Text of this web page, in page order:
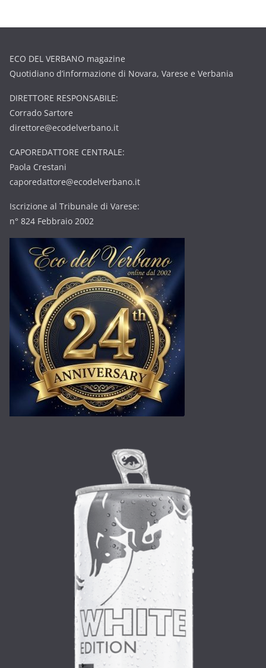
ECO DEL VERBANO magazine
Quotidiano d’informazione di Novara, Varese e Verbania
DIRETTORE RESPONSABILE:
Corrado Sartore
direttore@ecodelverbano.it
CAPOREDATTORE CENTRALE:
Paola Crestani
caporedattore@ecodelverbano.it
Iscrizione al Tribunale di Varese:
n° 824 Febbraio 2002